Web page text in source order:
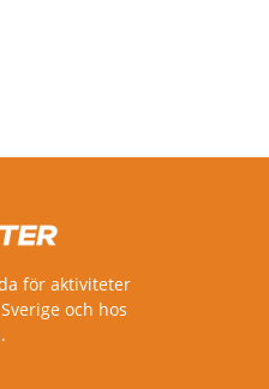
för aktiviteter
och hos